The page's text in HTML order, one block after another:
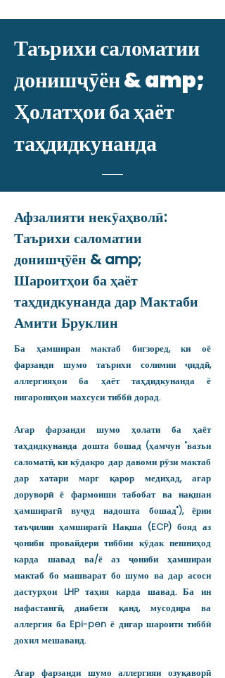
Таърихи саломатии
донишҷӯён & amp;
Ҳолатҳои ба ҳаёт
таҳдидкунанда
Афзалияти некӯаҳволӣ:
Таърихи саломатии
донишҷӯён & amp;
Шароитҳои ба ҳаёт
таҳдидкунанда дар Мактаби
Амити Бруклин
Ба ҳамшираи мактаб бигзоред, ки оё
фарзанди шумо таърихи солимии ҷиддӣ,
аллергияҳои ба ҳаёт таҳдидкунанда ё
нигарониҳои махсуси тиббӣ дорад.
Агар фарзанди шумо ҳолати ба ҳаёт
таҳдидкунанда дошта бошад (ҳамчун "вазъи
саломатӣ, ки кӯдакро дар давоми рӯзи мактаб
дар хатари марг қарор медиҳад, агар
доруворӣ ё фармоиши табобат ва нақшаи
ҳамширагӣ вуҷуд надошта бошад"), ёрии
таъҷилии ҳамширагӣ Нақша (ECP) бояд аз
ҷониби провайдери тиббии кӯдак пешниҳод
карда шавад ва/ё аз ҷониби ҳамшираи
мактаб бо машварат бо шумо ва дар асоси
дастурҳои LHP таҳия карда шавад. Ба ин
нафастангӣ, диабети қанд, мусодира ва
аллергия ба Epi-pen ё дигар шароити тиббӣ
дохил мешаванд.
Агар фарзанди шумо аллергияи озуқаворӣ